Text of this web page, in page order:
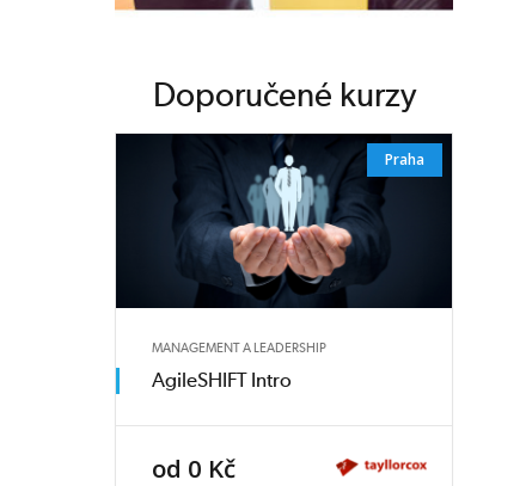
Doporučené kurzy
Praha
MANAGEMENT A LEADERSHIP
AgileSHIFT Intro
od 0 Kč